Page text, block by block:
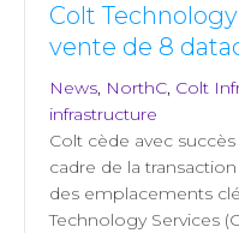
Colt
vente de 8
News, NorthC, Colt
infrastructure
Colt cède avec
cadre de la
des emplacements
Technology Services